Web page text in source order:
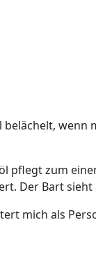
wenn
pflegt zum
Der Bart
mich als